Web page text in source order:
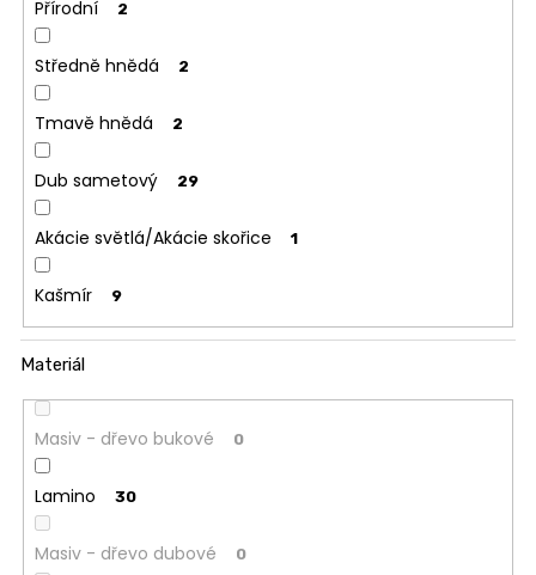
Přírodní 2
Středně hnědá 2
Tmavě hnědá 2
Dub sametový 29
Akácie světlá/Akácie skořice 1
Kašmír 9
Materiál
Masiv - dřevo bukové 0
Lamino 30
Masiv - dřevo dubové 0